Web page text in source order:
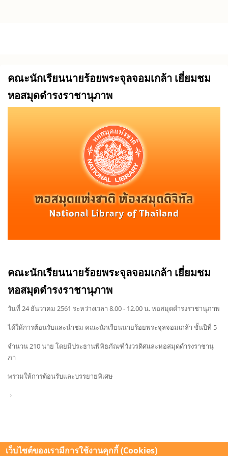
คณะนักเรียนนายร้อยพระจุลจอมเกล้า เยี่ยมชม
หอสมุดดำรงราชานุภาพ
คณะนักเรียนนายร้อยพระจุลจอมเกล้า เยี่ยมชม
หอสมุดดำรงราชานุภาพ
วันที่ 24 ธันวาคม 2561 ระหว่างเวลา 8.00 - 12.00 น. หอสมุดดำรงราชานุภาพ
ได้ให้การต้อนรับและนำชม คณะนักเรียนนายร้อยพระจุลจอมเกล้า ชั้นปีที่ 5
จำนวน 210 นาย โดยมีประธานพิพิธภัณฑ์วังวรดิศและหอสมุดดำรงราชานุ
ภา
พร่วมให้การต้อนรับและบรรยายพิเศษ
เว็บไซต์ของเรามีการใช้งานคุกกี้ (Cookies)